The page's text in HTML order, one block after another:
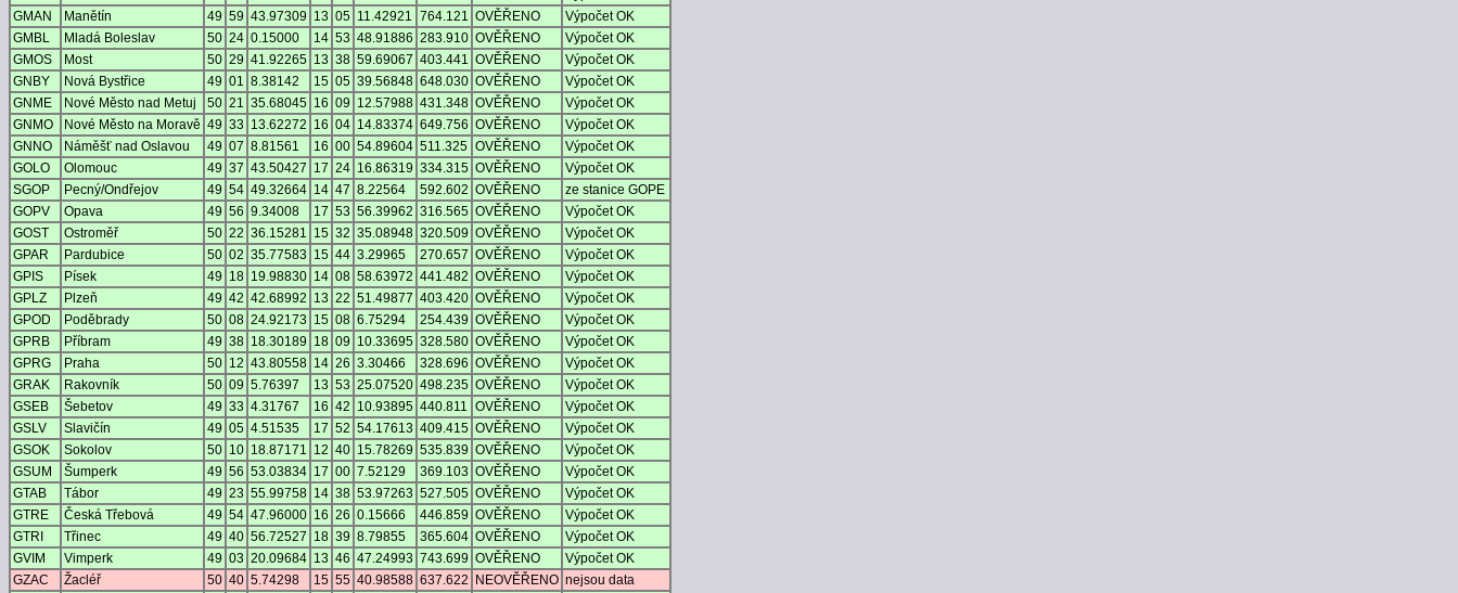
GMAN
Manětín 49 59 43.97309 13 05 11.42921 764.121 OVĚŘENO
Výpočet OK
GMBL
Mladá Boleslav 50 24 0.15000 14 53 48.91886 283.910 OVĚŘENO
Výpočet OK
GMOS
Most 50 29 41.92265 13 38 59.69067 403.441 OVĚŘENO
Výpočet OK
GNBY
Nová Bystřice 49 01 8.38142 15 05 39.56848 648.030 OVĚŘENO
Výpočet OK
GNME
Nové Město nad Metuj 50 21 35.68045 16 09 12.57988 431.348 OVĚŘENO
Výpočet OK
GNMO
Nové Město na Moravě 49 33 13.62272 16 04 14.83374 649.756 OVĚŘENO
Výpočet OK
GNNO
Náměšť nad Oslavou 49 07 8.81561 16 00 54.89604 511.325 OVĚŘENO
Výpočet OK
GOLO
Olomouc 49 37 43.50427 17 24 16.86319 334.315 OVĚŘENO
Výpočet OK
SGOP
Pecný/Ondřejov 49 54 49.32664 14 47 8.22564 592.602 OVĚŘENO
ze stanice GOPE
GOPV
Opava 49 56 9.34008 17 53 56.39962 316.565 OVĚŘENO
Výpočet OK
GOST
Ostroměř 50 22 36.15281 15 32 35.08948 320.509 OVĚŘENO
Výpočet OK
GPAR
Pardubice 50 02 35.77583 15 44 3.29965 270.657 OVĚŘENO
Výpočet OK
GPIS
Písek 49 18 19.98830 14 08 58.63972 441.482 OVĚŘENO
Výpočet OK
GPLZ
Plzeň 49 42 42.68992 13 22 51.49877 403.420 OVĚŘENO
Výpočet OK
GPOD
Poděbrady 50 08 24.92173 15 08 6.75294 254.439 OVĚŘENO
Výpočet OK
GPRB
Příbram 49 38 18.30189 18 09 10.33695 328.580 OVĚŘENO
Výpočet OK
GPRG
Praha 50 12 43.80558 14 26 3.30466 328.696 OVĚŘENO
Výpočet OK
GRAK
Rakovník 50 09 5.76397 13 53 25.07520 498.235 OVĚŘENO
Výpočet OK
GSEB
Šebetov 49 33 4.31767 16 42 10.93895 440.811 OVĚŘENO
Výpočet OK
GSLV
Slavičín 49 05 4.51535 17 52 54.17613 409.415 OVĚŘENO
Výpočet OK
GSOK
Sokolov 50 10 18.87171 12 40 15.78269 535.839 OVĚŘENO
Výpočet OK
GSUM
Šumperk 49 56 53.03834 17 00 7.52129 369.103 OVĚŘENO
Výpočet OK
GTAB
Tábor 49 23 55.99758 14 38 53.97263 527.505 OVĚŘENO
Výpočet OK
GTRE
Česká Třebová 49 54 47.96000 16 26 0.15666 446.859 OVĚŘENO
Výpočet OK
GTRI
Třinec 49 40 56.72527 18 39 8.79855 365.604 OVĚŘENO
Výpočet OK
GVIM
Vimperk 49 03 20.09684 13 46 47.24993 743.699 OVĚŘENO
Výpočet OK
GZAC
Žacléř 50 40 5.74298 15 55 40.98588 637.622 NEOVĚŘENO nejsou data